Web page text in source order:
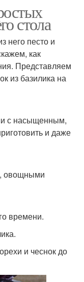
стола
него песто и
как
Представляем
из базилика на
с насыщенным,
и даже
овощными
времени.
и чеснок до